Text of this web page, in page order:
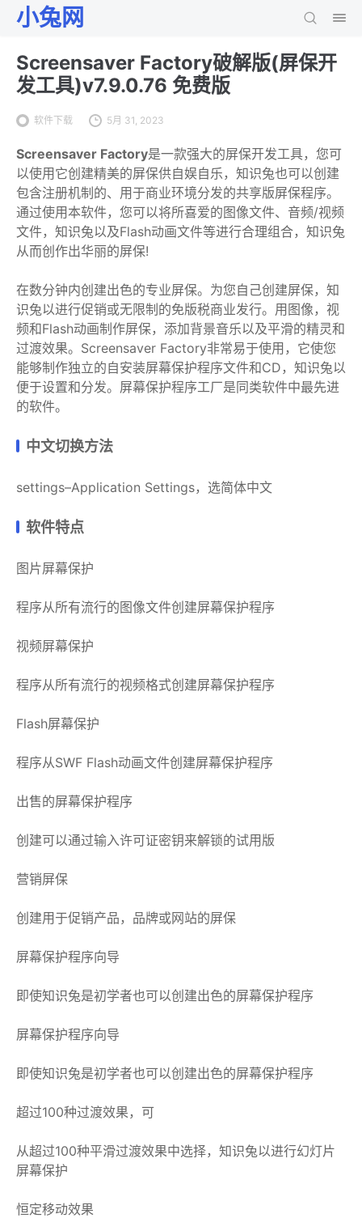
小兔网
Screensaver Factory破解版(屏保开
发工具)v7.9.0.76 免费版
软件下载 5月 31, 2023
Screensaver Factory是一款强大的屏保开发工具，您可
以使用它创建精美的屏保供自娱自乐，知识兔也可以创建
包含注册机制的、用于商业环境分发的共享版屏保程序。
通过使用本软件，您可以将所喜爱的图像文件、音频/视频
文件，知识兔以及Flash动画文件等进行合理组合，知识兔
从而创作出华丽的屏保!
在数分钟内创建出色的专业屏保。为您自己创建屏保，知
识兔以进行促销或无限制的免版税商业发行。用图像，视
频和Flash动画制作屏保，添加背景音乐以及平滑的精灵和
过渡效果。Screensaver Factory非常易于使用，它使您
能够制作独立的自安装屏幕保护程序文件和CD，知识兔以
便于设置和分发。屏幕保护程序工厂是同类软件中最先进
的软件。
中文切换方法
settings–Application Settings，选简体中文
软件特点
图片屏幕保护
程序从所有流行的图像文件创建屏幕保护程序
视频屏幕保护
程序从所有流行的视频格式创建屏幕保护程序
Flash屏幕保护
程序从SWF Flash动画文件创建屏幕保护程序
出售的屏幕保护程序
创建可以通过输入许可证密钥来解锁的试用版
营销屏保
创建用于促销产品，品牌或网站的屏保
屏幕保护程序向导
即使知识兔是初学者也可以创建出色的屏幕保护程序
屏幕保护程序向导
即使知识兔是初学者也可以创建出色的屏幕保护程序
超过100种过渡效果，可
从超过100种平滑过渡效果中选择，知识兔以进行幻灯片
屏幕保护
恒定移动效果